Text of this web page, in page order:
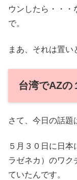
ウンしたら・・・
で。
まあ、それは置い
台湾でAZの
さて、今日の話題
５月３０日に日
ラゼネカ）のワク
ていたんです。